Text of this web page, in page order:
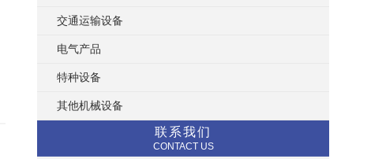
交通运输设备
电气产品
特种设备
其他机械设备
联系我们
CONTACT US